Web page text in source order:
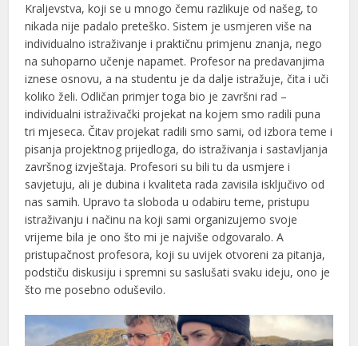
Kraljevstva, koji se u mnogo čemu razlikuje od našeg, to
nikada nije padalo preteško. Sistem je usmjeren više na
individualno istraživanje i praktičnu primjenu znanja, nego
na suhoparno učenje napamet. Profesor na predavanjima
iznese osnovu, a na studentu je da dalje istražuje, čita i uči
koliko želi. Odličan primjer toga bio je završni rad –
individualni istraživački projekat na kojem smo radili puna
tri mjeseca. Čitav projekat radili smo sami, od izbora teme i
pisanja projektnog prijedloga, do istraživanja i sastavljanja
završnog izvještaja. Profesori su bili tu da usmjere i
savjetuju, ali je dubina i kvaliteta rada zavisila isključivo od
nas samih. Upravo ta sloboda u odabiru teme, pristupu
istraživanju i načinu na koji sami organizujemo svoje
vrijeme bila je ono što mi je najviše odgovaralo. A
pristupačnost profesora, koji su uvijek otvoreni za pitanja,
podstiču diskusiju i spremni su saslušati svaku ideju, ono je
što me posebno oduševilo.